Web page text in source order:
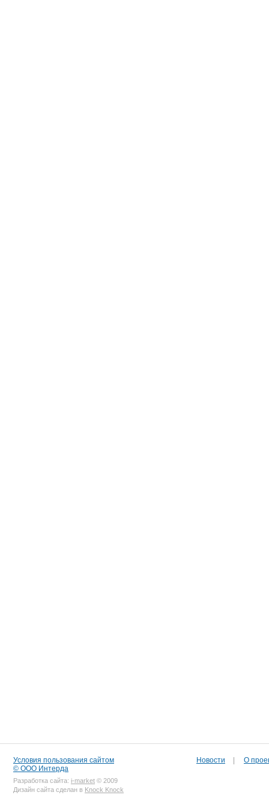
Условия пользования сайтом
© ООО Интерда
Разработка сайта: i-market © 2009
Дизайн сайта сделан в Knock Knock
Новости О